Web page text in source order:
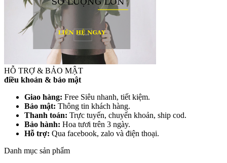
HỖ TRỢ & BẢO MẬT
điều khoản & bảo mật
Giao hàng: Free Siêu nhanh, tiết kiệm.
Bảo mật: Thông tin khách hàng.
Thanh toán: Trực tuyến, chuyển khoản, ship cod.
Bảo hành: Hoa tươi trên 3 ngày.
Hỗ trợ: Qua facebook, zalo và điện thoại.
Danh mục sản phẩm